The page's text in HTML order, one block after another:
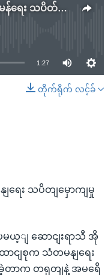
ဆောင်းရာသီအိုလံပစ်ကို ကန်သံတမန်ရေး သပိတ်မှောက်မှု တရုတ် တုံ့ပြန်ပြော
available
1:27
တိုက်ရိုက် လင့်ခ်
ေး သပိတျမှောကျမှု
မယ့ျ ဆောငျးရာသီ အို
ငျစုက သံတမနျရေး
တာက တရုတျနဲ့ အမရေိ